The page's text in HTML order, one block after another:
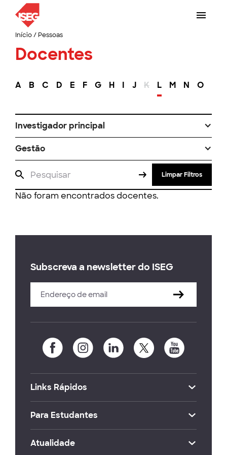
Início/ Pessoas
Docentes
A B C D E F G H I J K L M N O
Investigador principal
Gestão
Limpar Filtros
Não foram encontrados docentes.
Subscreva a newsletter do ISEG
Links Rápidos
Para Estudantes
Atualidade